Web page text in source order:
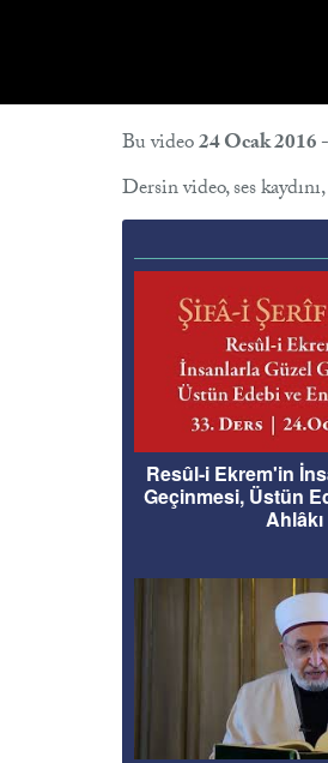
Bu video24 Ocak
Dersin video, ses
Resûl-i Ekrem'in
Geçinmesi, Üstün
Ahlâkı